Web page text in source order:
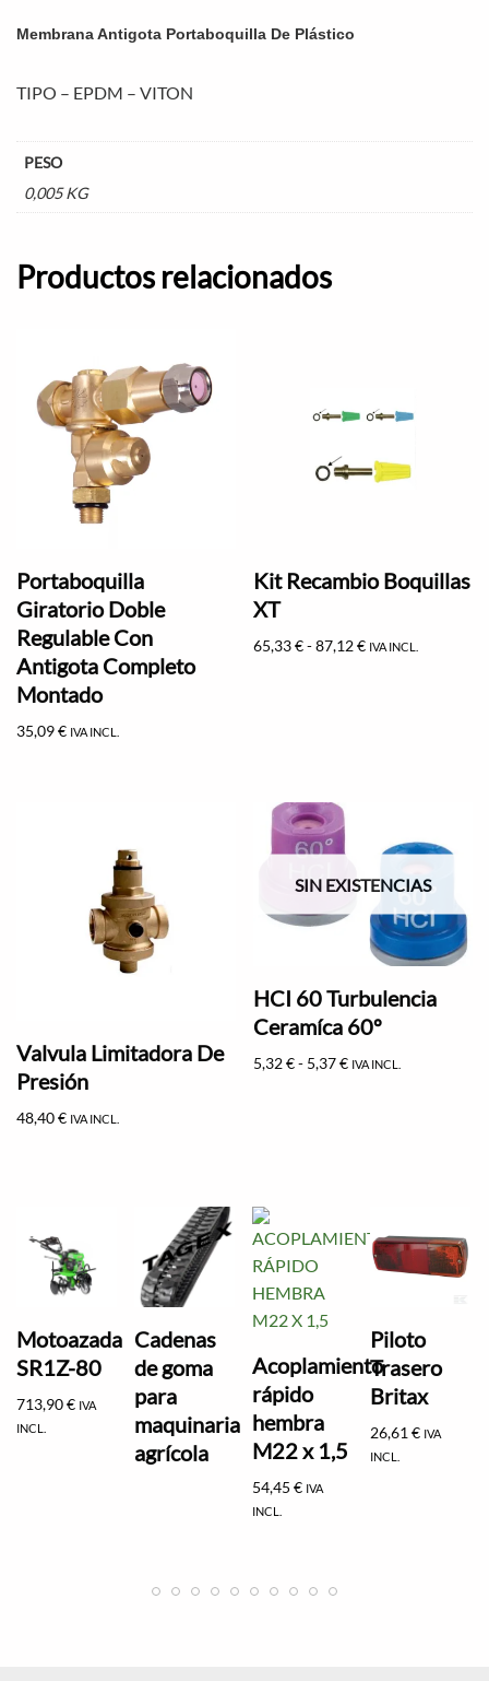
Membrana Antigota Portaboquilla De Plástico
TIPO – EPDM – VITON
PESO
0,005 KG
Productos relacionados
Portaboquilla
Giratorio Doble
Regulable Con
Antigota Completo
Montado
35,09€ IVA INCL.
Kit Recambio Boquillas
XT
65,33€-87,12€ IVA INCL.
Valvula Limitadora De
Presión
48,40€ IVA INCL.
SIN EXISTENCIAS
HCI 60 Turbulencia
Ceramíca 60º
5,32€- 5,37€ IVA INCL.
Motoazada
SR1Z-80
713,90€ IVA
INCL.
Cadenas
de goma
para
maquinaria
agrícola
Acoplamiento
rápido
hembra
M22 x 1,5
54,45€ IVA
INCL.
Piloto
Trasero
Britax
26,61€ IVA
INCL.